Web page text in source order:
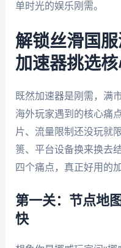
单时光的娱乐刚需。
解锁丝滑国
加速器挑选
既然加速器是刚需，满
海外玩家遇到的核心痛
片、流量限制还没玩就
篑、平台设备换来换去
四个痛点，真正好用的
第一关：节点地
快